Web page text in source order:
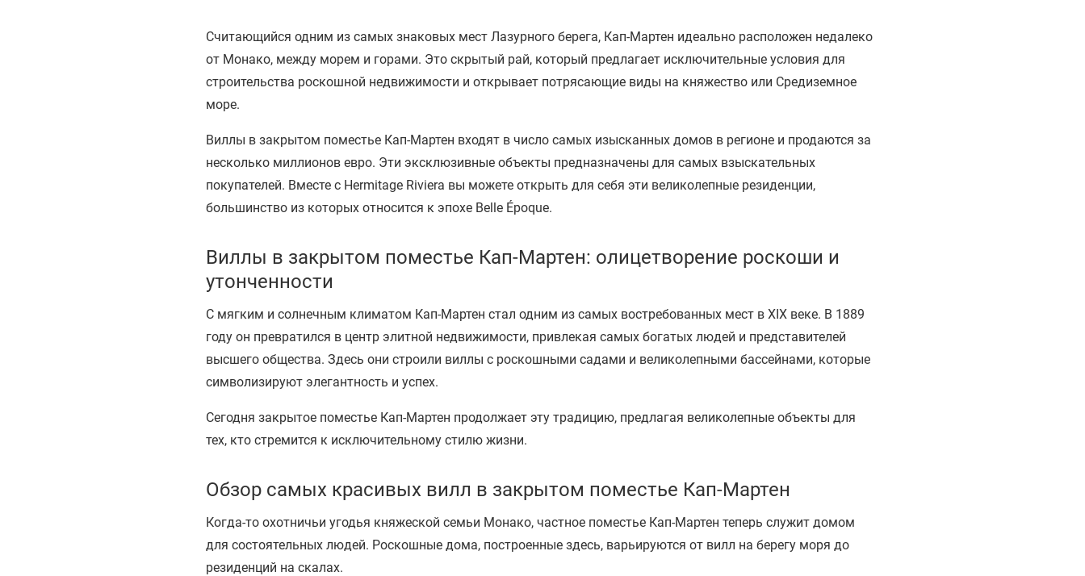
Считающийся одним из самых знаковых мест Лазурного берега, Кап-Мартен идеально расположен недалеко
от Монако, между морем и горами. Это скрытый рай, который предлагает исключительные условия для
строительства роскошной недвижимости и открывает потрясающие виды на княжество или Средиземное
море.
Виллы в закрытом поместье Кап-Мартен входят в число самых изысканных домов в регионе и продаются за
несколько миллионов евро. Эти эксклюзивные объекты предназначены для самых взыскательных
покупателей. Вместе с Hermitage Riviera вы можете открыть для себя эти великолепные резиденции,
большинство из которых относится к эпохе Belle Époque.
Виллы в закрытом поместье Кап-Мартен: олицетворение роскоши и
утонченности
С мягким и солнечным климатом Кап-Мартен стал одним из самых востребованных мест в XIX веке. В 1889
году он превратился в центр элитной недвижимости, привлекая самых богатых людей и представителей
высшего общества. Здесь они строили виллы с роскошными садами и великолепными бассейнами, которые
символизируют элегантность и успех.
Сегодня закрытое поместье Кап-Мартен продолжает эту традицию, предлагая великолепные объекты для
тех, кто стремится к исключительному стилю жизни.
Обзор самых красивых вилл в закрытом поместье Кап-Мартен
Когда-то охотничьи угодья княжеской семьи Монако, частное поместье Кап-Мартен теперь служит домом
для состоятельных людей. Роскошные дома, построенные здесь, варьируются от вилл на берегу моря до
резиденций на скалах.